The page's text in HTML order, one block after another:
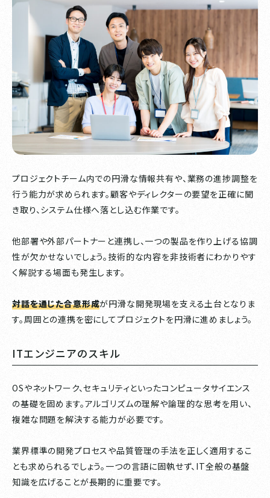
プロジェクトチーム内での円滑な情報共有や、業務の進捗調整を
行う能力が求められます。顧客やディレクターの要望を正確に聞
き取り、システム仕様へ落とし込む作業です。
他部署や外部パートナーと連携し、一つの製品を作り上げる協調
性が欠かせないでしょう。技術的な内容を非技術者にわかりやす
く解説する場面も発生します。
対話を通じた合意形成が円滑な開発現場を支える土台となりま
す。周囲との連携を密にしてプロジェクトを円滑に進めましょう。
ITエンジニアのスキル
OSやネットワーク、セキュリティといったコンピュータサイエンス
の基礎を固めます。アルゴリズムの理解や論理的な思考を用い、
複雑な問題を解決する能力が必要です。
業界標準の開発プロセスや品質管理の手法を正しく適用するこ
とも求められるでしょう。一つの言語に固執せず、IT全般の基盤
知識を広げることが長期的に重要です。